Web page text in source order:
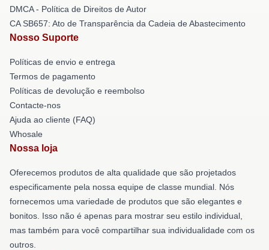
DMCA - Política de Direitos de Autor
CA SB657: Ato de Transparência da Cadeia de Abastecimento
Nosso Suporte
Políticas de envio e entrega
Termos de pagamento
Políticas de devolução e reembolso
Contacte-nos
Ajuda ao cliente (FAQ)
Whosale
Nossa loja
Oferecemos produtos de alta qualidade que são projetados
especificamente pela nossa equipe de classe mundial. Nós
fornecemos uma variedade de produtos que são elegantes e
bonitos. Isso não é apenas para mostrar seu estilo individual,
mas também para você compartilhar sua individualidade com os
outros.